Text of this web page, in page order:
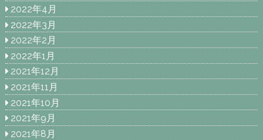
2022年4月
2022年3月
2022年2月
2022年1月
2021年12月
2021年11月
2021年10月
2021年9月
2021年8月